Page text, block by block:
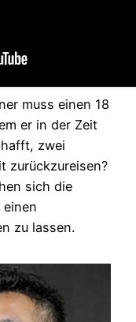
muss einen 18
er in der Zeit
zwei
zurückzureisen?
sich die
zu lassen.